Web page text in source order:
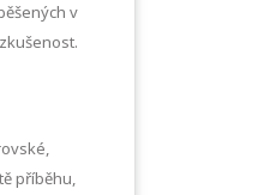
v
příběhu,